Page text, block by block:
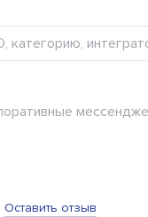
Оставить отзыв